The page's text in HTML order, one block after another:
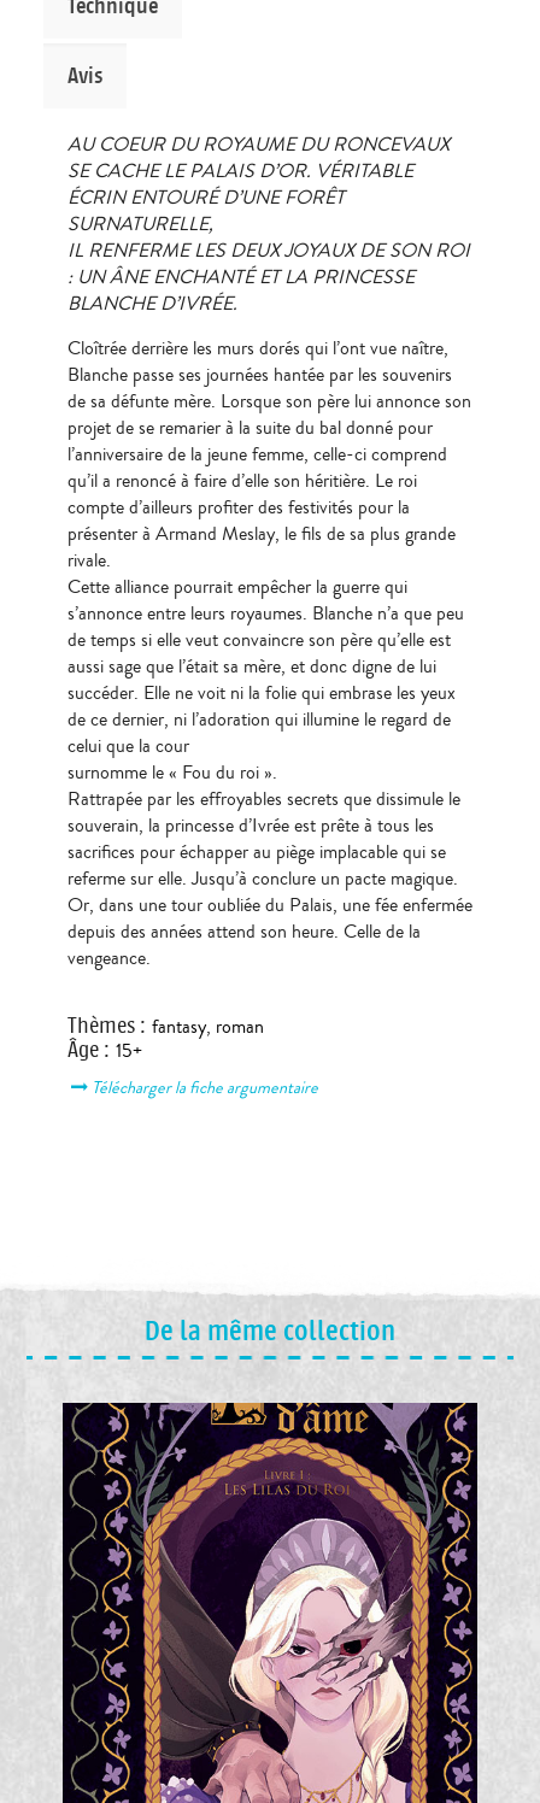
Technique
Avis
AU COEUR DU ROYAUME DU RONCEVAUX
SE CACHE LE PALAIS D’OR. VÉRITABLE
ÉCRIN ENTOURÉ D’UNE FORÊT
SURNATURELLE,
IL RENFERME LES DEUX JOYAUX DE SON ROI
: UN ÂNE ENCHANTÉ ET LA PRINCESSE
BLANCHE D’IVRÉE.
Cloîtrée derrière les murs dorés qui l’ont vue naître,
Blanche passe ses journées hantée par les souvenirs
de sa défunte mère. Lorsque son père lui annonce son
projet de se remarier à la suite du bal donné pour
l’anniversaire de la jeune femme, celle-ci comprend
qu’il a renoncé à faire d’elle son héritière. Le roi
compte d’ailleurs profiter des festivités pour la
présenter à Armand Meslay, le fils de sa plus grande
rivale.
Cette alliance pourrait empêcher la guerre qui
s’annonce entre leurs royaumes. Blanche n’a que peu
de temps si elle veut convaincre son père qu’elle est
aussi sage que l’était sa mère, et donc digne de lui
succéder. Elle ne voit ni la folie qui embrase les yeux
de ce dernier, ni l’adoration qui illumine le regard de
celui que la cour
surnomme le « Fou du roi ».
Rattrapée par les effroyables secrets que dissimule le
souverain, la princesse d’Ivrée est prête à tous les
sacrifices pour échapper au piège implacable qui se
referme sur elle. Jusqu’à conclure un pacte magique.
Or, dans une tour oubliée du Palais, une fée enfermée
depuis des années attend son heure. Celle de la
vengeance.
Thèmes: fantasy, roman
Âge: 15+
Télécharger la fiche argumentaire
De la même collection